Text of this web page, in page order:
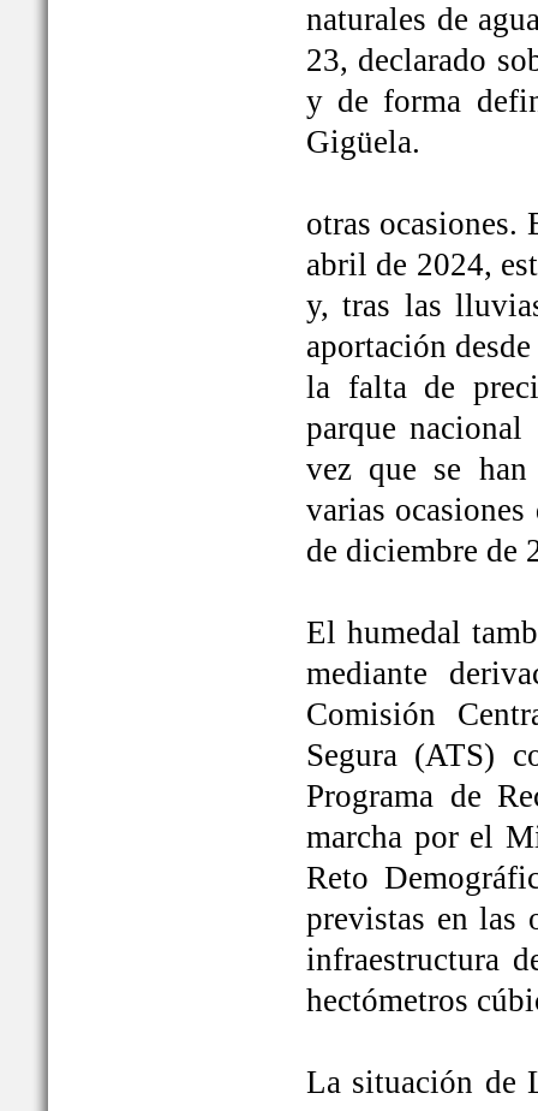
naturales de
23, declarado
y de forma
Gigüela.
otras ocasiones.
abril de 2024,
y, tras las
aportación
la falta de
parque
vez que se
varias
de diciembre de
El humedal
mediante
Comisión
Segura (ATS)
Programa de
marcha por el
Reto
previstas en las
infraestructura
hectómetros
La situación de